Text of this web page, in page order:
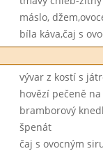
máslo,
bíla káva,čaj s
vývar z kostí s
hovězí pečeně
bramborový
špenát
čaj s ovocným